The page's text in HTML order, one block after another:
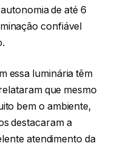
de até 6
confiável
essa luminária têm
que mesmo
bem o ambiente,
destacaram a
atendimento da